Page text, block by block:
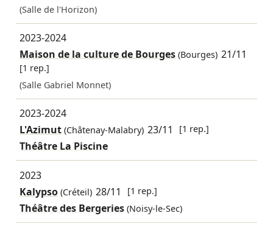
(Salle de l'Horizon)
2023-2024
Maison de la culture de Bourges(Bourges) 21/11
[1 rep.]
(Salle Gabriel Monnet)
2023-2024
L'Azimut(Châtenay-Malabry) 23/11 [1 rep.]
Théâtre La Piscine
2023
Kalypso(Créteil) 28/11 [1 rep.]
Théâtre des Bergeries (Noisy-le-Sec)